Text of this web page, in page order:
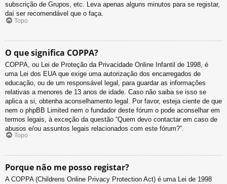
subscrição de Grupos, etc. Leva apenas alguns minutos para se registar,
daí ser recomendável que o faça.
Topo
O que significa COPPA?
COPPA, ou Lei de Proteção da Privacidade Online Infantil de 1998, é
uma Lei dos EUA que exige uma autorização dos encarregados de
educação, ou de um responsável legal, para guardar as informações
relativas a menores de 13 anos de idade. Caso não saiba se isso se
aplica a si, obtenha aconselhamento legal. Por favor, esteja ciente de que
nem o phpBB Limited nem o fundador deste fórum o pode aconselhar em
termos legais, à exceção da questão “Quem devo contactar em caso de
abusos e/ou assuntos legais relacionados com este fórum?”.
Topo
Porque não me posso registar?
A COPPA (Childrens Online Privacy Protection Act) é uma Lei de 1998